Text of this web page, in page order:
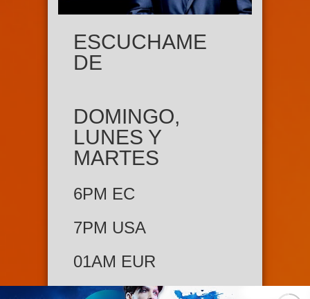
ESCUCHAME
DE
DOMINGO,
LUNES Y
MARTES
6PM EC
7PM USA
01AM EUR